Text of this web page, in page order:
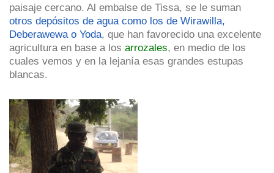
paisaje cercano. Al embalse de Tissa, se le suman
otros depósitos de agua como los de Wirawilla,
Deberawewa o Yoda, que han favorecido una excelente
agricultura en base a los arrozales, en medio de los
cuales vemos y en la lejanía esas grandes estupas
blancas.